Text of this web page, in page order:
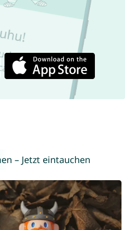
– Jetzt eintauchen